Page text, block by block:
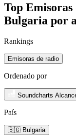
Top
Bulgaria por
Rankings
Emisoras de radio
Ordenado por
Soundcharts
País
🇧🇬 Bulgaria